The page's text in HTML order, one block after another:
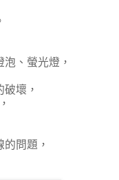
、螢光燈，
壞，
問題，